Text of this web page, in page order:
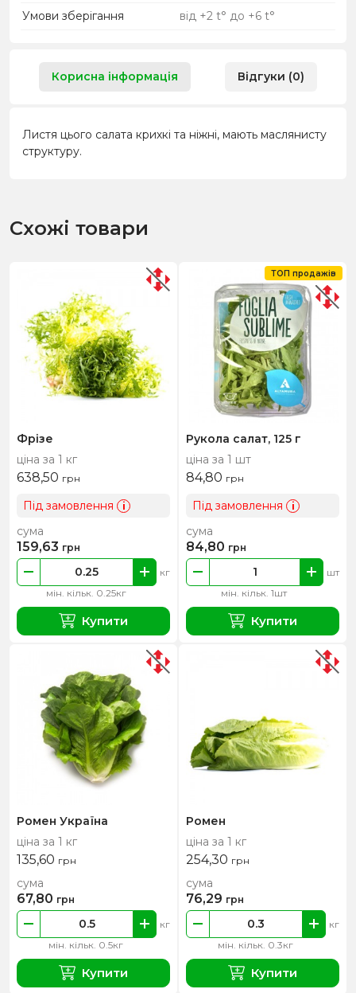
Умови зберігання
від +2 t° до +6 t°
Корисна інформація Відгуки (0)
Листя цього салата крихкі та ніжні, мають маслянисту
структуру.
Схожі товари
Фрізе
ціна за 1 кг
638,50 грн
Під замовлення i
мін. кільк. 0.25кг
кг
сума
159,63 грн
Купити
Рукола салат, 125 г
ціна за 1 шт
84,80 грн
Під замовлення i
мін. кільк. 1шт
шт
сума
84,80 грн
Купити
ТОП продажів
Ромен Україна
ціна за 1 кг
135,60 грн
мін. кільк. 0.5кг
кг
сума
67,80 грн
Купити
Ромен
ціна за 1 кг
254,30 грн
мін. кільк. 0.3кг
кг
сума
76,29 грн
Купити